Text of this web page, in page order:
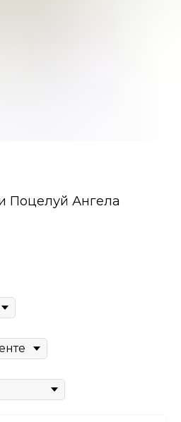
Поцелуй Ангела